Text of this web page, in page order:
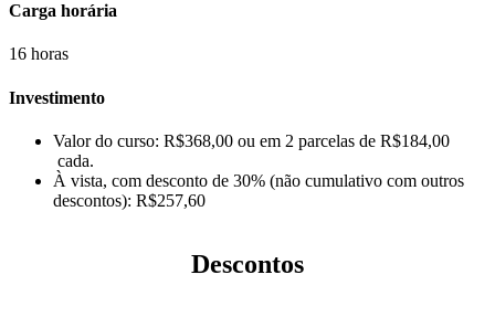
Carga horária
16 horas
Investimento
Valor do curso: R$368,00 ou em 2 parcelas de R$184,00
cada.
À vista, com desconto de 30% (não cumulativo com outros
descontos): R$257,60
Descontos